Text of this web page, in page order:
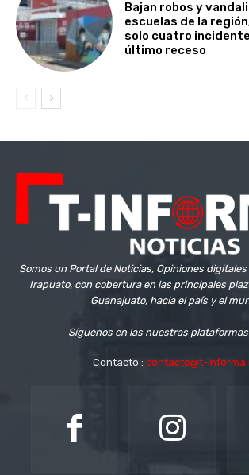
Bajan robos y
escuelas de la
solo cuatro
último receso
Somos un Portal de Noticias, Opiniones
Irapuato, con cobertura en las principales
Guanajuato, hacia el país y el
Síguenos en las nuestras
Contacto : contacto@t-